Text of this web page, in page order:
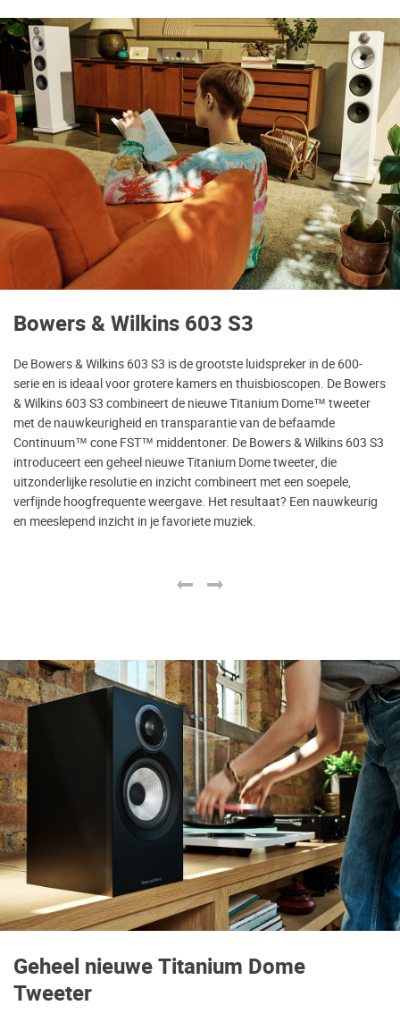
Bowers & Wilkins 603 S3
De Bowers & Wilkins 603 S3 is de grootste luidspreker in de 600-
serie en is ideaal voor grotere kamers en thuisbioscopen. De Bowers
& Wilkins 603 S3 combineert de nieuwe Titanium Dome™ tweeter
met de nauwkeurigheid en transparantie van de befaamde
Continuum™ cone FST™ middentoner. De Bowers & Wilkins 603 S3
introduceert een geheel nieuwe Titanium Dome tweeter, die
uitzonderlijke resolutie en inzicht combineert met een soepele,
verfijnde hoogfrequente weergave. Het resultaat? Een nauwkeurig
en meeslepend inzicht in je favoriete muziek.
Geheel nieuwe Titanium Dome
Tweeter